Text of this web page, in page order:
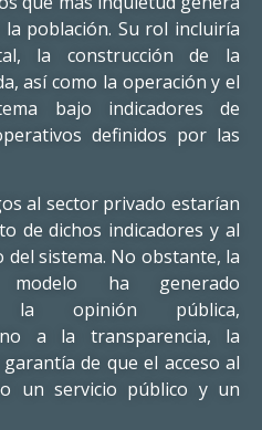
población. Su rol incluiría
la construcción de la
así como la operación y el
bajo indicadores de
definidos por las
al sector privado estarían
de dichos indicadores y al
sistema. No obstante, la
ha generado
la opinión pública,
a la transparencia, la
de que el acceso al
un servicio público y un